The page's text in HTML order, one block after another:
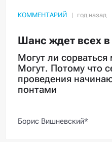
КОММЕНТАРИЙ
Шанс ждет всех
Могут ли
Могут. Потому что
проведения
понтами
Борис Вишневский*